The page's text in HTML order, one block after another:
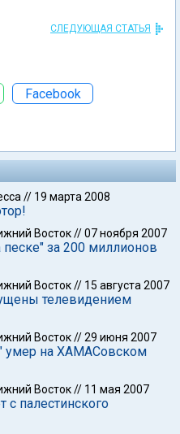
СЛЕДУЮЩАЯ СТАТЬЯ
Facebook
// 19 марта 2008
Восток//07 ноября 2007
за 200 миллионов
Восток// 15 августа 2007
телевидением
Восток//29 июня 2007
умер на ХАМАСовском
Восток// 11 мая 2007
палестинского